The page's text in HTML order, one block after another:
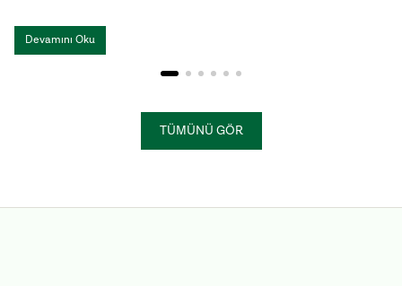
Antep sabunu olarak da bilinen bıttım sabunu, kimyasal
katkılardan uzak , hem cilt hem de saç bakımında tercih edilen
geleneksel sabunlar arasında yer alıyor.
Devamını Oku
TÜMÜNÜ GÖR